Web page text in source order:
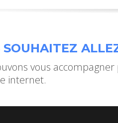
SOUHAITEZ
vous
internet.